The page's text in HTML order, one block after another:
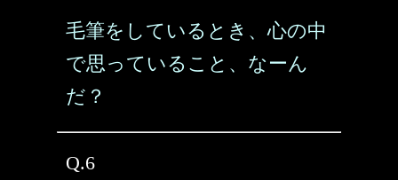
毛筆をしているとき、心の中
で思っていること、なーん
だ？
Q.6